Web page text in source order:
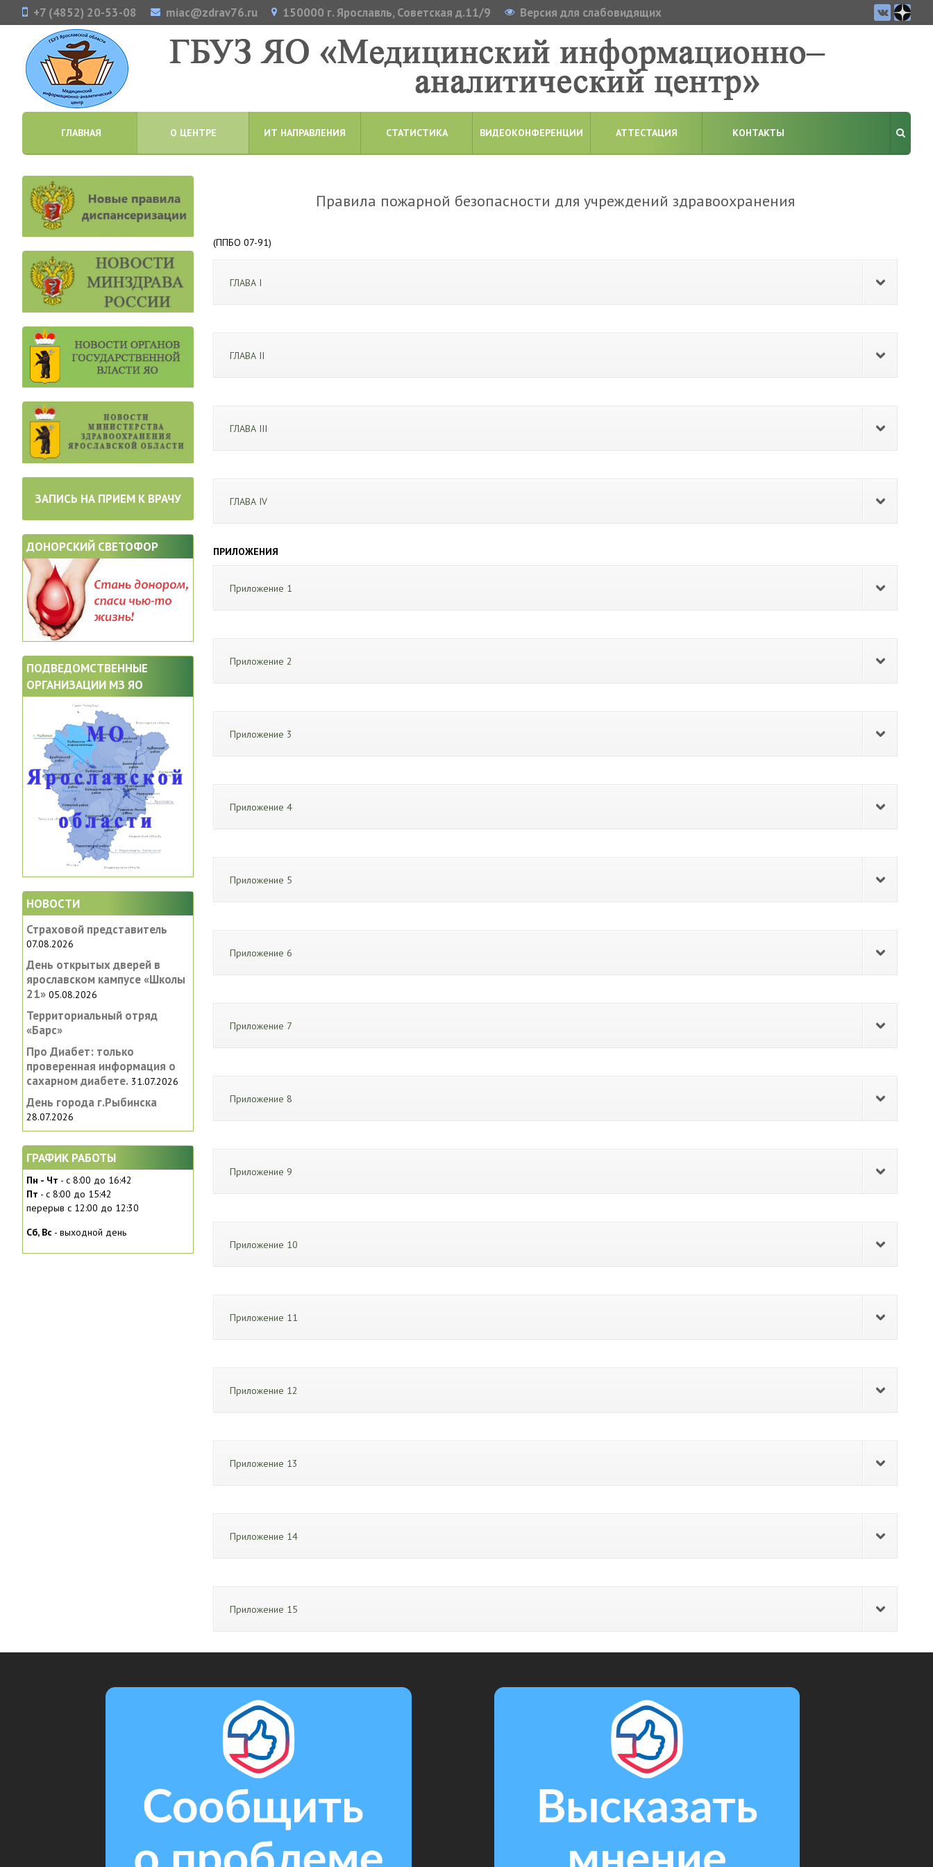
+7 (4852) 20-53-08 miac@zdrav76.ru 150000 г. Ярославль, Советская д.11/9 Версия для слабовидящих
ГЛАВНАЯ О ЦЕНТРЕ ИТ НАПРАВЛЕНИЯ СТАТИСТИКА ВИДЕОКОНФЕРЕНЦИИ АТТЕСТАЦИЯ КОНТАКТЫ
Правила пожарной безопасности для учреждений здравоохранения
(ППБО 07-91)
ГЛАВА I
ГЛАВА II
ГЛАВА III
ГЛАВА IV
ПРИЛОЖЕНИЯ
Приложение 1
Приложение 2
Приложение 3
Приложение 4
Приложение 5
Приложение 6
Приложение 7
Приложение 8
Приложение 9
Приложение 10
Приложение 11
Приложение 12
Приложение 13
Приложение 14
Приложение 15
ЗАПИСЬ НА ПРИЕМ К ВРАЧУ
ДОНОРСКИЙ СВЕТОФОР
ПОДВЕДОМСТВЕННЫЕ
ОРГАНИЗАЦИИ МЗ ЯО
НОВОСТИ
Страховой представитель
07.08.2026
День открытых дверей в
ярославском кампусе «‎Школы
21» 05.08.2026
Территориальный отряд
«Барс»
Про Диабет: только
проверенная информация о
сахарном диабете. 31.07.2026
День города г.Рыбинска
28.07.2026
ГРАФИК РАБОТЫ
Пн - Чт - с 8:00 до 16:42
Пт - с 8:00 до 15:42
перерыв с 12:00 до 12:30
Сб, Вc - выходной день